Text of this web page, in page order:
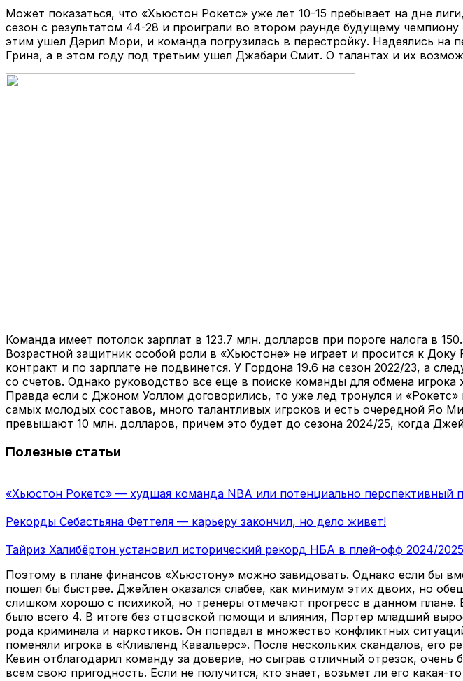
Может показаться, что «Хьюстон Рокетс» уже лет 10-15 пребывает на дне
сезон с результатом 44-28 и проиграли во втором раунде будущему
этим ушел Дэрил Мори, и команда погрузилась в перестройку. Надеялись
Грина, а в этом году под третьим ушел Джабари Смит. О талантах и их
Команда имеет потолок зарплат в 123.7 млн. долларов при пороге налога в
Возрастной защитник особой роли в «Хьюстоне» не играет и просится к
контракт и по зарплате не подвинется. У Гордона 19.6 на сезон 2022/23, а
со счетов. Однако руководство все еще в поиске команды для обмена
Правда если с Джоном Уоллом договорились, то уже лед тронулся и
самых молодых составов, много талантливых игроков и есть очередной Яо
превышают 10 млн. долларов, причем это будет до сезона 2024/25, когда
Полезные статьи
«Хьюстон Рокетс» — худшая команда NBA или потенциально перспективный
Рекорды Себастьяна Феттеля — карьеру закончил, но дело живет!
Тайриз Халибёртон установил исторический рекорд НБА в плей-офф 2024/2025
Поэтому в плане финансов «Хьюстону» можно завидовать. Однако если бы
пошел бы быстрее. Джейлен оказался слабее, как минимум этих двоих, но
слишком хорошо с психикой, но тренеры отмечают прогресс в данном плане.
было всего 4. В итоге без отцовской помощи и влияния, Портер младший
рода криминала и наркотиков. Он попадал в множество конфликтных
поменяли игрока в «Кливленд Кавальерс». После нескольких скандалов,
Кевин отблагодарил команду за доверие, но сыграв отличный отрезок,
всем свою пригодность. Если не получится, кто знает, возьмет ли его какая-